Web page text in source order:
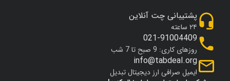
پشتیبانی چت آنلاین
۲۴ ساعته
021-91004409
روزهای کاری: 9 صبح تا 7 شب
info@tabdeal.org
ایمیل صرافی ارز دیجیتال تبدیل